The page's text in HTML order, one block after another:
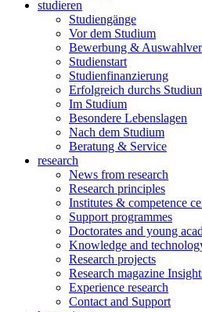
studieren
Studiengänge
Vor dem Studium
Bewerbung &
Studienstart
Studienfinanzierung
Erfolgreich durchs
Im Studium
Besondere Lebenslagen
Nach dem Studium
Beratung & Service
research
News from research
Research principles
Institutes & competence
Support programmes
Doctorates and young
Knowledge and
Research projects
Research magazine
Experience research
Contact and Support